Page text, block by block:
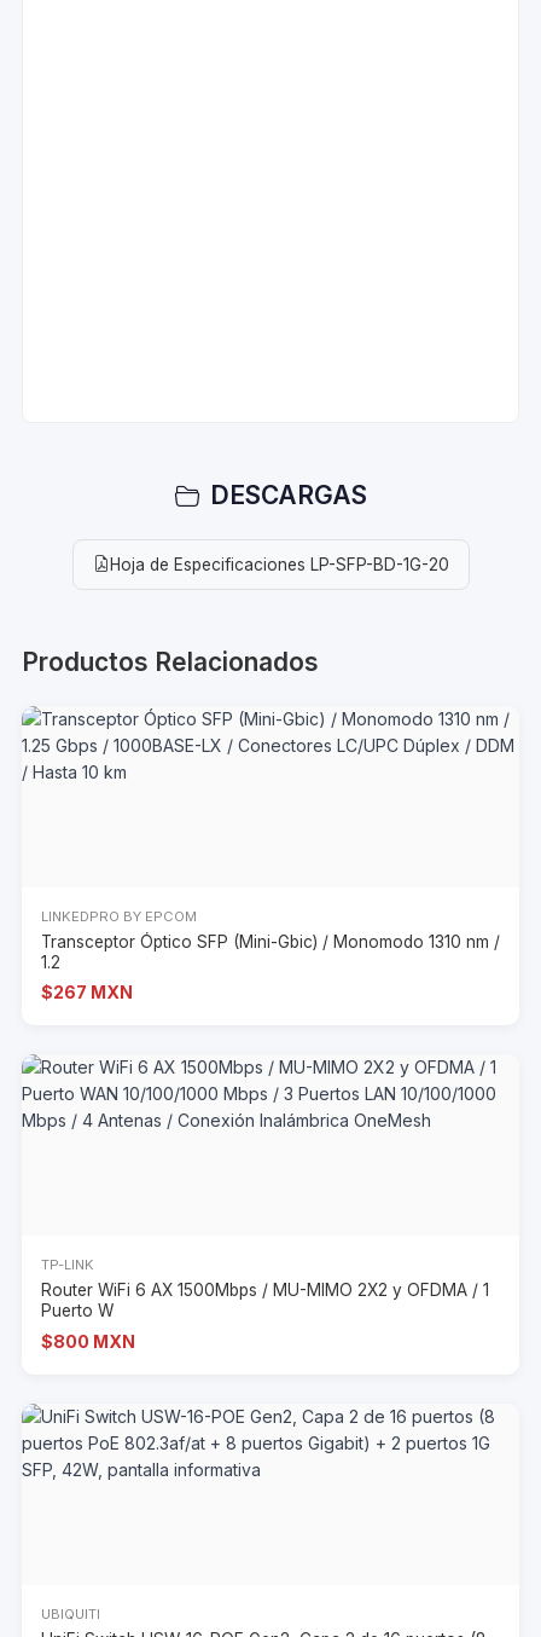
DESCARGAS
Hoja de Especificaciones LP-SFP-BD-1G-20
Productos Relacionados
LINKEDPRO BY EPCOM
Transceptor Óptico SFP (Mini-Gbic) / Monomodo 1310 nm /
1.2
$267 MXN
TP-LINK
Router WiFi 6 AX 1500Mbps / MU-MIMO 2X2 y OFDMA / 1
Puerto W
$800 MXN
UBIQUITI